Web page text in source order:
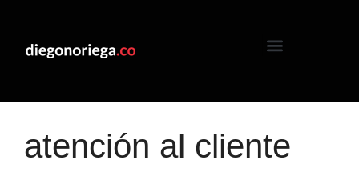
atención al cliente